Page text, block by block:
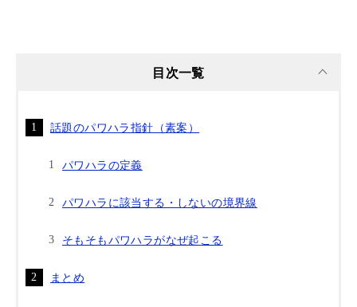
目次一覧
話題のパワハラ指針（素案）
パワハラの定義
パワハラに該当する・しないの境界線
そもそもパワハラがなぜ起こる
まとめ